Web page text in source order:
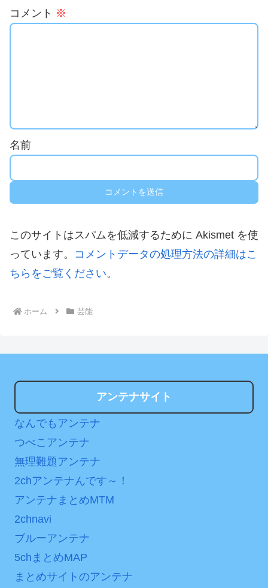
コメント ※
名前
このサイトはスパムを低減するために Akismet を使
っています。 コメントデータの処理方法の詳細はこ
ちらをご覧ください。
ホーム 芸能
アンテナサイト
なんでもアンテナ
つべこアンテナ
無理難題アンテナ
2chアンテナんです～！
アンテナまとめMTM
2chnavi
ブルーアンテナ
5chまとめMAP
まとめサイトのアンテナ